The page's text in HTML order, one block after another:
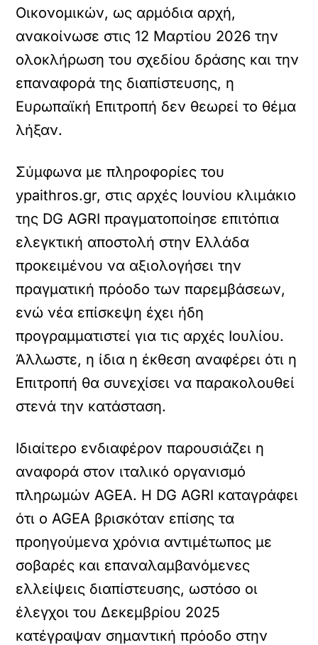
Οικονομικών, ως αρμόδια αρχή,
ανακοίνωσε στις 12 Μαρτίου 2026 την
ολοκλήρωση του σχεδίου δράσης και την
επαναφορά της διαπίστευσης, η
Ευρωπαϊκή Επιτροπή δεν θεωρεί το θέμα
λήξαν.
Σύμφωνα με πληροφορίες του
ypaithros.gr, στις αρχές Ιουνίου κλιμάκιο
της DG AGRI πραγματοποίησε επιτόπια
ελεγκτική αποστολή στην Ελλάδα
προκειμένου να αξιολογήσει την
πραγματική πρόοδο των παρεμβάσεων,
ενώ νέα επίσκεψη έχει ήδη
προγραμματιστεί για τις αρχές Ιουλίου.
Άλλωστε, η ίδια η έκθεση αναφέρει ότι η
Επιτροπή θα συνεχίσει να παρακολουθεί
στενά την κατάσταση.
Ιδιαίτερο ενδιαφέρον παρουσιάζει η
αναφορά στον ιταλικό οργανισμό
πληρωμών AGEA. Η DG AGRI καταγράφει
ότι ο AGEA βρισκόταν επίσης τα
προηγούμενα χρόνια αντιμέτωπος με
σοβαρές και επαναλαμβανόμενες
ελλείψεις διαπίστευσης, ωστόσο οι
έλεγχοι του Δεκεμβρίου 2025
κατέγραψαν σημαντική πρόοδο στην